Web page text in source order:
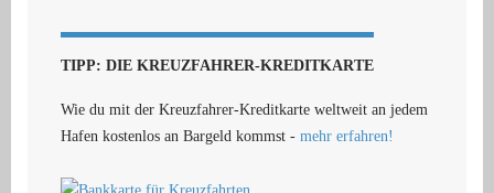
TIPP: DIE KREUZFAHRER-KREDITKARTE
Wie du mit der Kreuzfahrer-Kreditkarte weltweit an jedem
Hafen kostenlos an Bargeld kommst - mehr erfahren!